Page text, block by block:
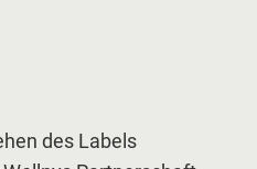
des Labels